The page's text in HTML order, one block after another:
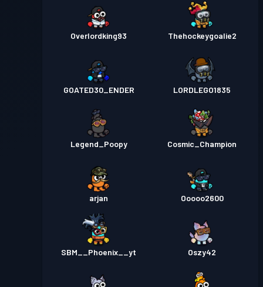
Overlordking93 Thehockeygoalie2
GOATED30_ENDER LORDLEGO1835
Legend_Poopy Cosmic_Champion
arjan Ooooo2600
SBM__Phoenix__yt Oszy42